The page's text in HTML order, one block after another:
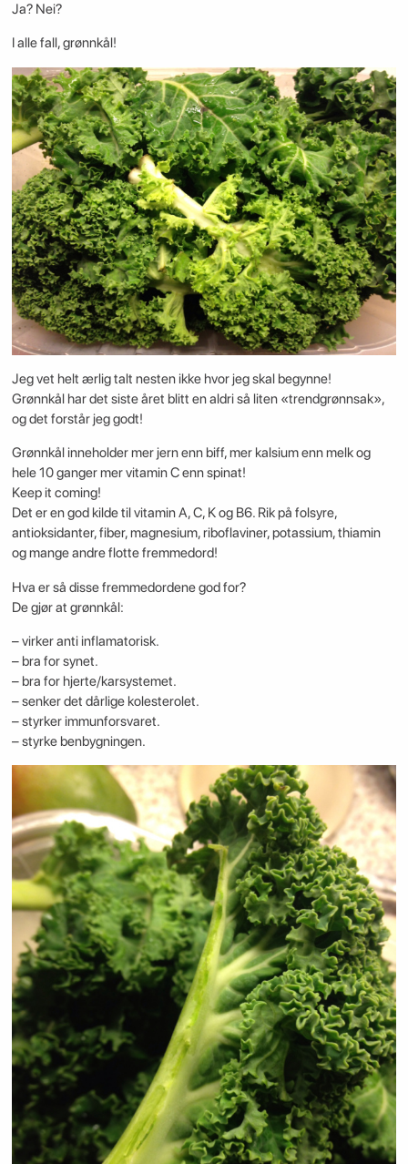
Ja? Nei?
I alle fall, grønnkål!
Jeg vet helt ærlig talt nesten ikke hvor jeg skal begynne!
Grønnkål har det siste året blitt en aldri så liten «trendgrønnsak»,
og det forstår jeg godt!
Grønnkål inneholder mer jern enn biff, mer kalsium enn melk og
hele 10 ganger mer vitamin C enn spinat!
Keep it coming!
Det er en god kilde til vitamin A, C, K og B6. Rik på folsyre,
antioksidanter, fiber, magnesium, riboflaviner, potassium, thiamin
og mange andre flotte fremmedord!
Hva er så disse fremmedordene god for?
De gjør at grønnkål:
– virker anti inflamatorisk.
– bra for synet.
– bra for hjerte/karsystemet.
– senker det dårlige kolesterolet.
– styrker immunforsvaret.
– styrke benbygningen.